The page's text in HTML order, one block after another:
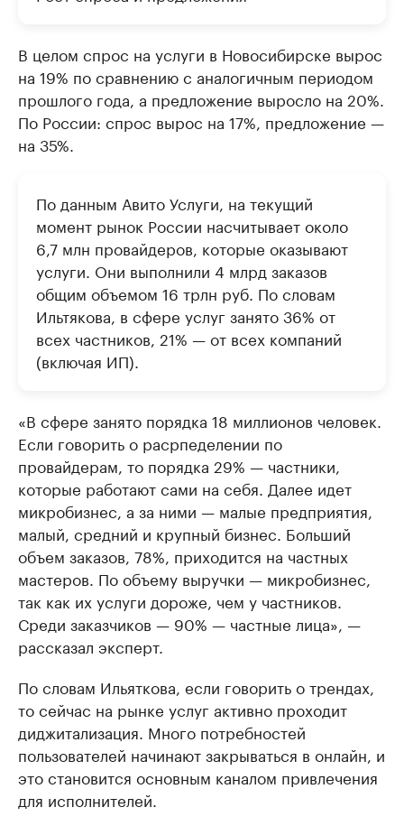
В целом спрос на услуги в Новосибирске вырос
на 19% по сравнению с аналогичным периодом
прошлого года, а предложение выросло на 20%.
По России: спрос вырос на 17%, предложение —
на 35%.
По данным Авито Услуги, на текущий
момент рынок России насчитывает около
6,7 млн провайдеров, которые оказывают
услуги. Они выполнили 4 млрд заказов
общим объемом 16 трлн руб. По словам
Ильтякова, в сфере услуг занято 36% от
всех частников, 21% — от всех компаний
(включая ИП).
«В сфере занято порядка 18 миллионов человек.
Если говорить о расрпеделении по
провайдерам, то порядка 29% — частники,
которые работают сами на себя. Далее идет
микробизнес, а за ними — малые предприятия,
малый, средний и крупный бизнес. Больший
объем заказов, 78%, приходится на частных
мастеров. По объему выручки — микробизнес,
так как их услуги дороже, чем у частников.
Среди заказчиков — 90% — частные лица», —
рассказал эксперт.
По словам Ильяткова, если говорить о трендах,
то сейчас на рынке услуг активно проходит
диджитализация. Много потребностей
пользователей начинают закрываться в онлайн, и
это становится основным каналом привлечения
для исполнителей.